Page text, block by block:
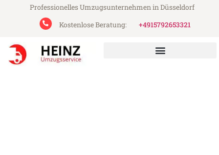
Professionelles Umzugsunternehmen in Düsseldorf
Kostenlose Beratung:
+4915792653321